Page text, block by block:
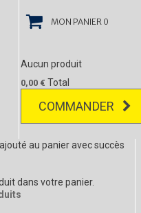
MON PANIER 0
Aucun produit
0,00 € Total
COMMANDER
au panier avec succès
dans votre panier.